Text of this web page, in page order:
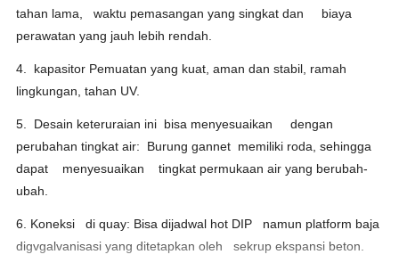
tahan lama, waktu pemasangan yang singkat dan biaya
perawatan yang jauh lebih rendah.
4. kapasitor Pemuatan yang kuat, aman dan stabil, ramah
lingkungan, tahan UV.
5. Desain keteruraian ini bisa menyesuaikan dengan
perubahan tingkat air: Burung gannet memiliki roda, sehingga
dapat menyesuaikan tingkat permukaan air yang berubah-
ubah.
6. Koneksi di quay: Bisa dijadwal hot DIP namun platform baja
digvgalvanisasi yang ditetapkan oleh sekrup ekspansi beton.